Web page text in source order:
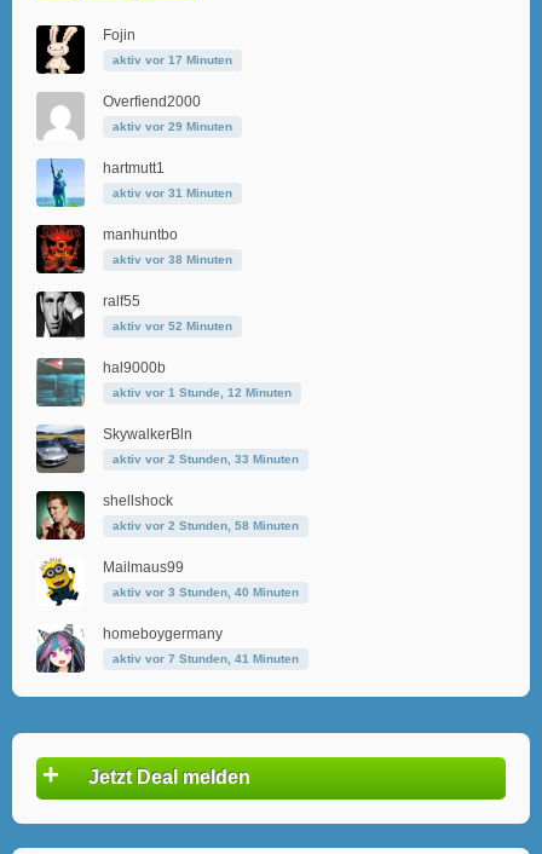
Fojin
aktiv vor 17 Minuten
Overfiend2000
aktiv vor 29 Minuten
hartmutt1
aktiv vor 31 Minuten
manhuntbo
aktiv vor 38 Minuten
ralf55
aktiv vor 52 Minuten
hal9000b
aktiv vor 1 Stunde, 12 Minuten
SkywalkerBln
aktiv vor 2 Stunden, 33 Minuten
shellshock
aktiv vor 2 Stunden, 58 Minuten
Mailmaus99
aktiv vor 3 Stunden, 40 Minuten
homeboygermany
aktiv vor 7 Stunden, 41 Minuten
+ Jetzt Deal melden